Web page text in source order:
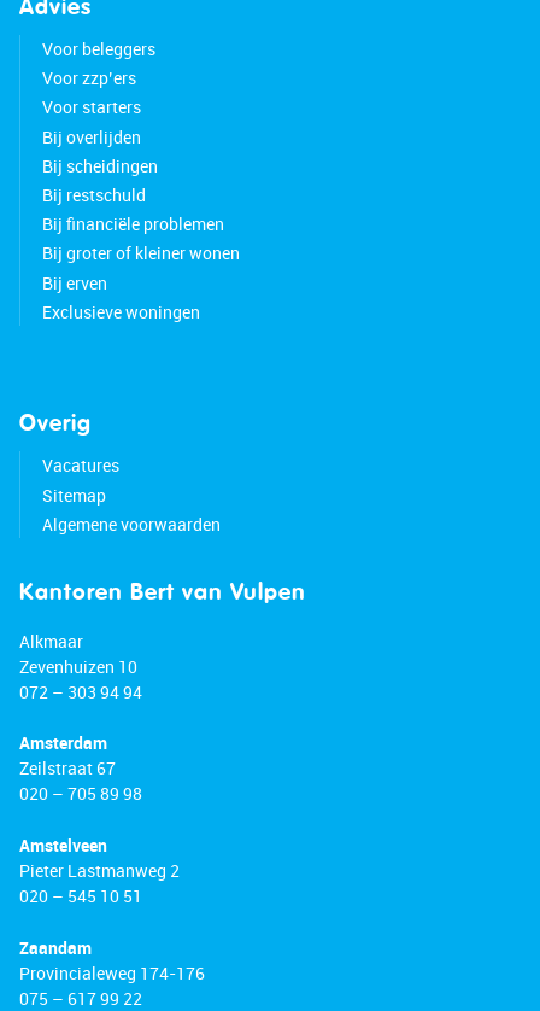
Advies
Voor beleggers
Voor zzp’ers
Voor starters
Bij overlijden
Bij scheidingen
Bij restschuld
Bij financiële problemen
Bij groter of kleiner wonen
Bij erven
Exclusieve woningen
Overig
Vacatures
Sitemap
Algemene voorwaarden
Kantoren Bert van Vulpen
Alkmaar
Zevenhuizen 10
072 – 303 94 94
Amsterdam
Zeilstraat 67
020 – 705 89 98
Amstelveen
Pieter Lastmanweg 2
020 – 545 10 51
Zaandam
Provincialeweg 174-176
075 – 617 99 22